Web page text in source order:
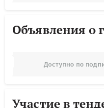
Объявления о
Доступно по
Участие в